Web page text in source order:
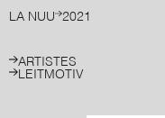
LA NUU 2021
ARTISTES
LEITMOTIV